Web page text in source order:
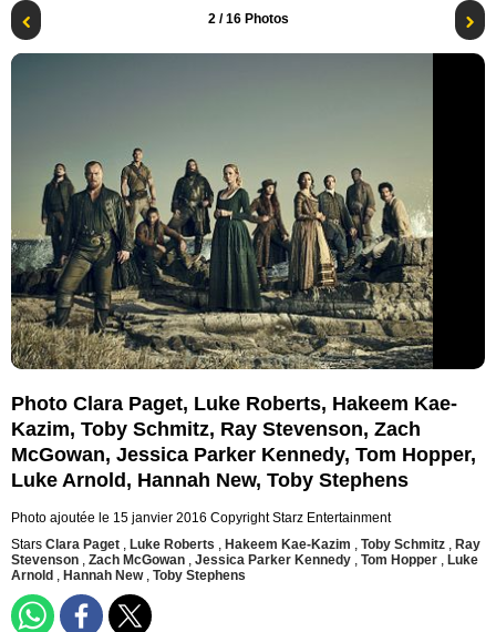
2/ 16 Photos
Photo Clara Paget, Luke Roberts, Hakeem Kae-
Kazim, Toby Schmitz, Ray Stevenson, Zach
McGowan, Jessica Parker Kennedy, Tom Hopper,
Luke Arnold, Hannah New, Toby Stephens
Photo ajoutée le 15 janvier 2016 Copyright Starz Entertainment
Stars Clara Paget , Luke Roberts , Hakeem Kae-Kazim , Toby Schmitz , Ray
Stevenson , Zach McGowan , Jessica Parker Kennedy , Tom Hopper , Luke
Arnold , Hannah New , Toby Stephens